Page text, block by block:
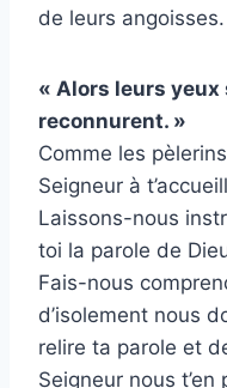
de leurs
« Alors leurs yeux
reconnurent. »
Comme les
Seigneur à
Laissons-nous
toi la parole de
Fais-nous
d’isolement nous
relire ta parole et
Seigneur nous t’en